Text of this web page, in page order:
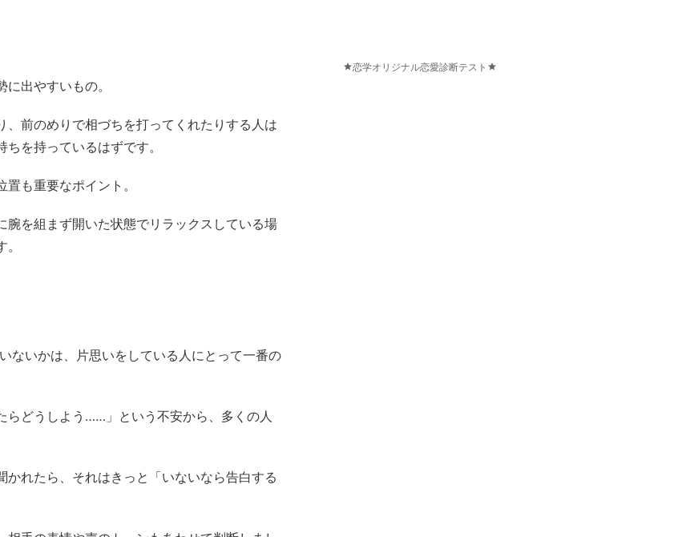
出やすいもの。
前のめりで相づちを打ってくれたりする人は
を持っているはずです。
も重要なポイント。
を組まず開いた状態でリラックスしている場
ないかは、片思いをしている人にとって一番の
らどうしよう……」という不安から、多くの人
れたら、それはきっと「いないなら告白する
恋学オリジナル恋愛診断テスト